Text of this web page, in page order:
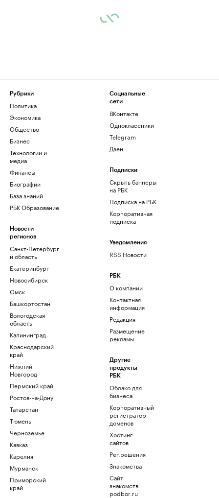
Рубрики
Политика
Экономика
Общество
Бизнес
Технологии и
медиа
Финансы
Биографии
База знаний
РБК Образование
Новости
регионов
Санкт-Петербург
и область
Екатеринбург
Новосибирск
Омск
Башкортостан
Вологодская
область
Калининград
Краснодарский
край
Нижний
Новгород
Пермский край
Ростов-на-Дону
Татарстан
Тюмень
Черноземье
Кавказ
Карелия
Мурманск
Приморский
край
Социальные
сети
ВКонтакте
Одноклассники
Telegram
Дзен
Подписки
Скрыть баннеры
на РБК
Подписка на РБК
Корпоративная
подписка
Уведомления
RSS Новости
РБК
О компании
Контактная
информация
Редакция
Размещение
рекламы
Другие
продукты
РБК
Облако для
бизнеса
Корпоративный
регистратор
доменов
Хостинг
сайтов
Рег.решения
Знакомства
Сайт
знакомств
podbor.ru